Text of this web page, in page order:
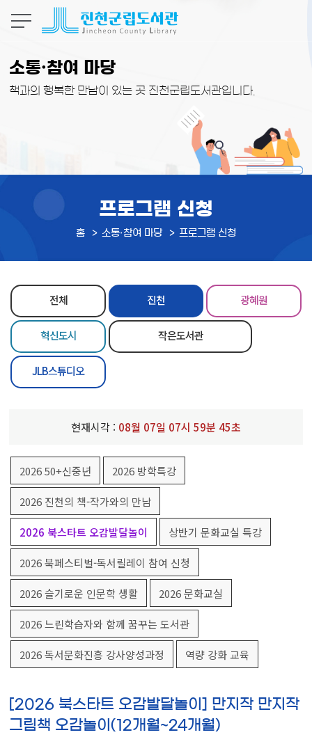
소통·참여 마당
책과의 행복한 만남이 있는 곳 진천군립도서관입니다.
프로그램 신청
홈 소통·참여 마당 프로그램 신청
전체 진천 광혜원
혁신도시 작은도서관
JLB스튜디오
현재시각 : 08월 07일 07시 59분 45초
2026 50+신중년 2026 방학특강
2026 진천의 책-작가와의 만남
2026 북스타트 오감발달놀이 상반기 문화교실 특강
2026 북페스티벌-독서릴레이 참여 신청
2026 슬기로운 인문학 생활 2026 문화교실
2026 느린학습자와 함께 꿈꾸는 도서관
2026 독서문화진흥 강사양성과정 역량 강화 교육
[2026 북스타트 오감발달놀이] 만지작 만지작
그림책 오감놀이(12개월~24개월)